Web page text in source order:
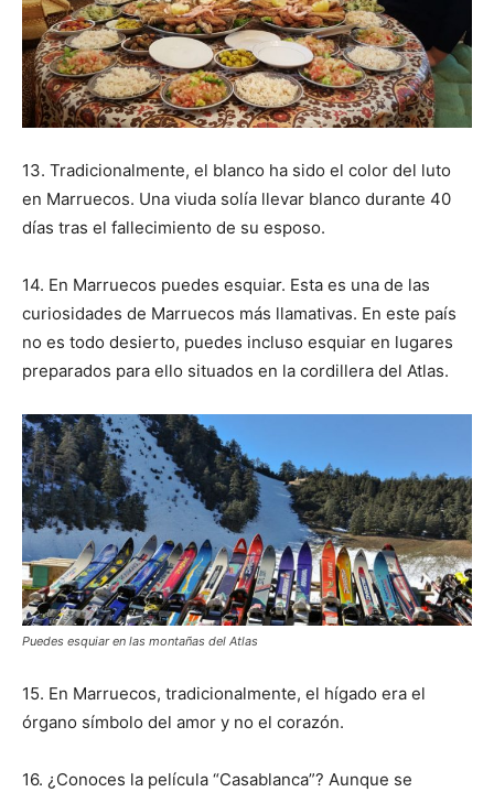
13. Tradicionalmente, el blanco ha sido el color del luto
en Marruecos. Una viuda solía llevar blanco durante 40
días tras el fallecimiento de su esposo.
14. En Marruecos puedes esquiar. Esta es una de las
curiosidades de Marruecos más llamativas. En este país
no es todo desierto, puedes incluso esquiar en lugares
preparados para ello situados en la cordillera del Atlas.
Puedes esquiar en las montañas del Atlas
15. En Marruecos, tradicionalmente, el hígado era el
órgano símbolo del amor y no el corazón.
16. ¿Conoces la película “Casablanca”? Aunque se